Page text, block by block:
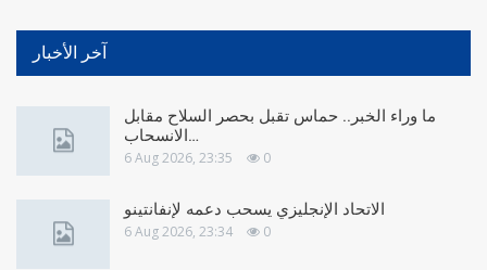
آخر الأخبار
ما وراء الخبر.. حماس تقبل بحصر السلاح مقابل
الانسحاب…
6 Aug 2026, 23:35 0
الاتحاد الإنجليزي يسحب دعمه لإنفانتينو
6 Aug 2026, 23:34 0